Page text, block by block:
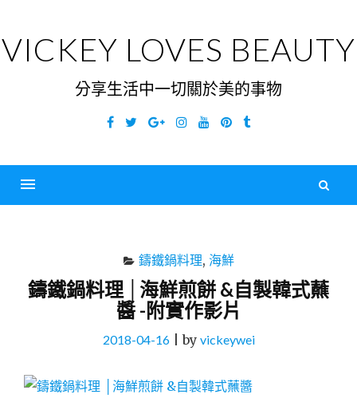
content
VICKEY LOVES BEAUTY
分享生活中一切關於美的事物
Facebook
TwitterGoogleInstagramYouTubePinterest
Tumblr
鑄鐵鍋料理, 海鮮
鑄鐵鍋料理 │海鮮煎餅 &自製韓式蘸
醬 -附實作影片
2018-04-16|by vickeywei